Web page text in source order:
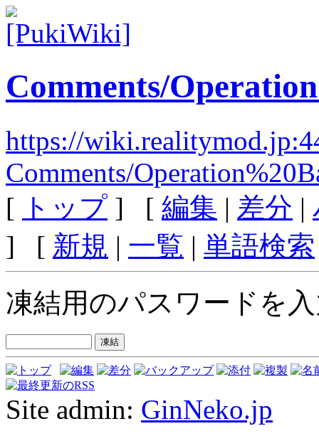
Comments/
https://
Comments/
[ トップ ] [ 編集 | 差分 |
] [ 新規 | 一覧 | 単語検索
凍結用のパスワードを
Site admin: GinNeko.jp